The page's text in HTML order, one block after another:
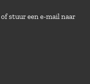
of stuur een e-mail naar